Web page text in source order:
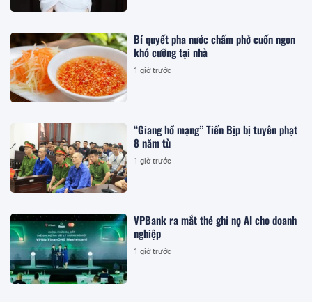
Bí quyết pha nước chấm phở cuốn ngon
khó cưỡng tại nhà
1 giờ trước
“Giang hồ mạng” Tiến Bịp bị tuyên phạt
8 năm tù
1 giờ trước
VPBank ra mắt thẻ ghi nợ AI cho doanh
nghiệp
1 giờ trước